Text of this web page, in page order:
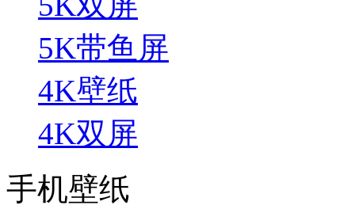
5K带鱼屏
4K壁纸
4K双屏
手机壁纸